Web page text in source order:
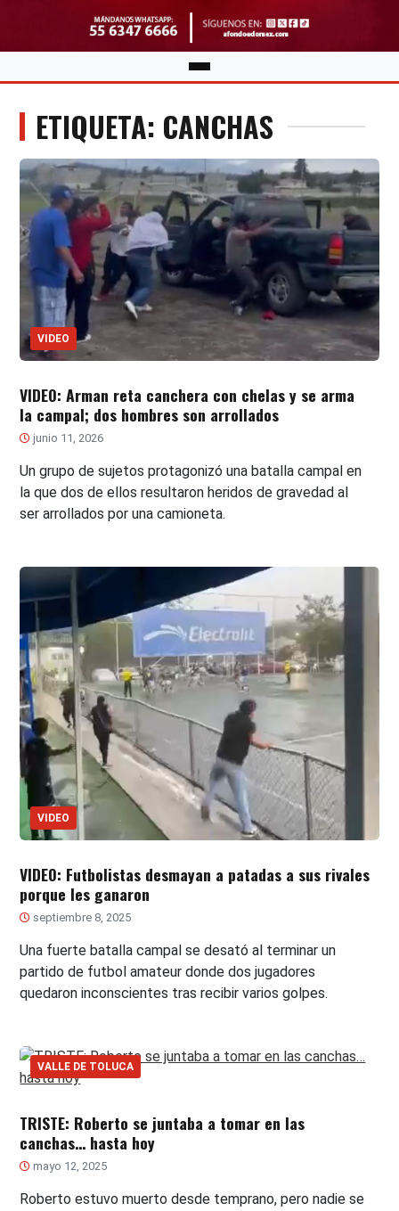
ETIQUETA: CANCHAS
VIDEO
VIDEO: Arman reta canchera con chelas y se arma
la campal; dos hombres son arrollados
junio 11, 2026
Un grupo de sujetos protagonizó una batalla campal en
la que dos de ellos resultaron heridos de gravedad al
ser arrollados por una camioneta.
VIDEO
VIDEO: Futbolistas desmayan a patadas a sus rivales
porque les ganaron
septiembre 8, 2025
Una fuerte batalla campal se desató al terminar un
partido de futbol amateur donde dos jugadores
quedaron inconscientes tras recibir varios golpes.
VALLE DE TOLUCA
TRISTE: Roberto se juntaba a tomar en las
canchas… hasta hoy
mayo 12, 2025
Roberto estuvo muerto desde temprano, pero nadie se